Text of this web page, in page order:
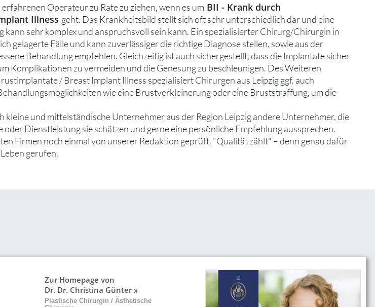
Operateur zu Rate zu ziehen, wenn es um BII - Krank durch
Illness geht. Das Krankheitsbild stellt sich oft sehr unterschiedlich dar und eine
kann sehr komplex und anspruchsvoll sein kann. Ein spezialisierter Chirurg/Chirurgin in
gelagerte Fälle und kann zuverlässiger die richtige Diagnose stellen, sowie aus der
Behandlung empfehlen. Gleichzeitig ist auch sichergestellt, dass die Implantate sicher
Komplikationen zu vermeiden und die Genesung zu beschleunigen. Des Weiteren
/ Breast Implant Illness spezialisiert Chirurgen aus Leipzig ggf. auch
wie eine Brustverkleinerung oder eine Bruststraffung, um die
kleine und mittelständische Unternehmer aus der Region Leipzig andere Unternehmer, die
oder Dienstleistung sie schätzen und gerne eine persönliche Empfehlung aussprechen.
Firmen noch einmal von unserer Redaktion geprüft. "Qualität zählt" – denn genau dafür
gerufen.
Zur Homepage von
Dr. Dr. Christina Günter »
Plastische Chirurgin / Ästhetische